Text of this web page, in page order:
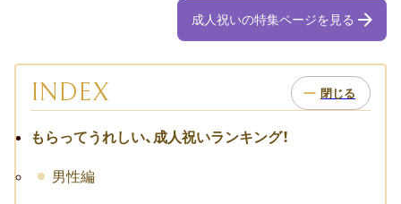
喪中見舞い
引き出物
結婚式 引出物
法事 引出物
成人祝いの特集ページを見る
INDEX
もらってうれしい、成人祝いランキング！
男性編